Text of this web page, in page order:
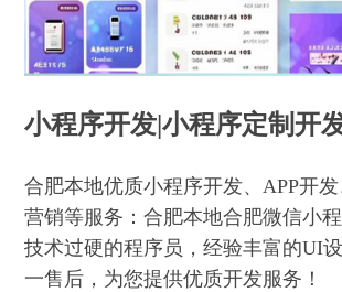
小程序开发|小程序定制开
合肥本地优质小程序开发、APP开
营销等服务：合肥本地合肥微信小程
技术过硬的程序员，经验丰富的UI
一售后，为您提供优质开发服务！